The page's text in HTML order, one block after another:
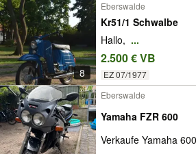
8
Eberswalde
Kr51/1 Schwalbe
Hallo, ...
2.500 € VB
EZ 07/1977
Eberswalde
Yamaha FZR 600
Verkaufe Yamaha